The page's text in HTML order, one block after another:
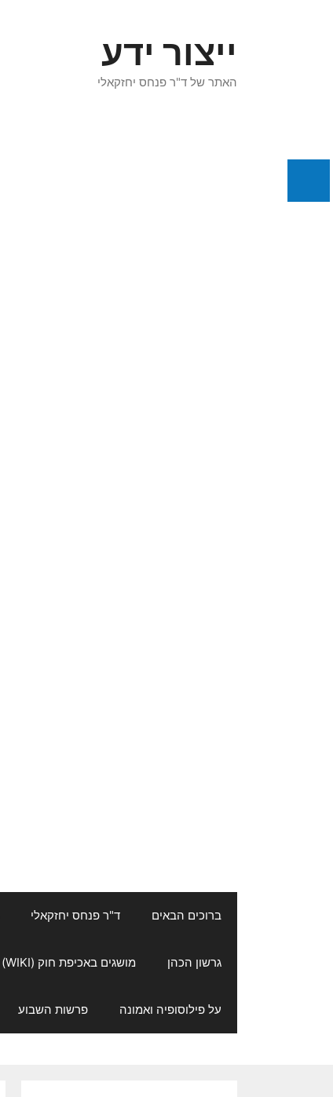
ייצור ידע
האתר של ד"ר פנחס יחזקאלי
ברוכים הבאים ד"ר פנחס יחזקאלי
גרשון הכהן מושגים באכיפת חוק (WIKI)
על פילוסופיה ואמונה פרשות השבוע